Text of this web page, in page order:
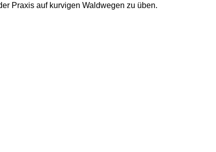
Praxis auf kurvigen Waldwegen zu üben.